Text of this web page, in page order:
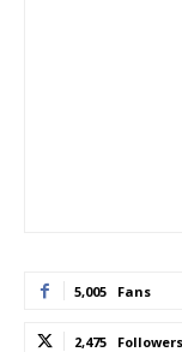
5,005 Fans
2,475 Followers